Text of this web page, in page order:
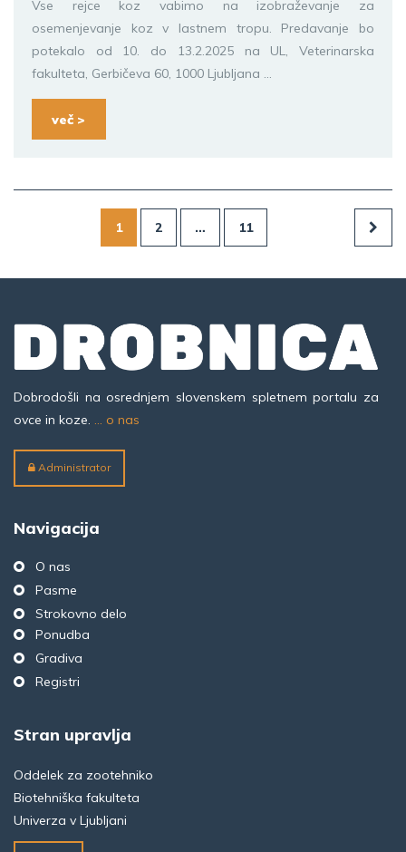
Vse rejce koz vabimo na izobraževanje za
osemenjevanje koz v lastnem tropu. Predavanje bo
potekalo od 10. do 13.2.2025 na UL, Veterinarska
fakulteta, Gerbičeva 60, 1000 Ljubljana ...
več >
1 2 … 11
Dobrodošli na osrednjem slovenskem spletnem portalu za
ovce in koze. ... o nas
Administrator
Navigacija
O nas
Pasme
Strokovno delo
Ponudba
Gradiva
Registri
Stran upravlja
Oddelek za zootehniko
Biotehniška fakulteta
Univerza v Ljubljani